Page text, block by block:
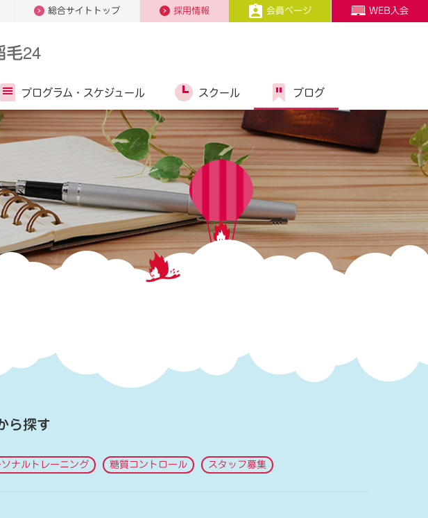
総合サイトトップ 採用情報 会員ページ WEB入会
毛24
プログラム・ スケジュール スクール ブログ
ら探す
ソナルトレーニング 糖質コントロール スタッフ募集